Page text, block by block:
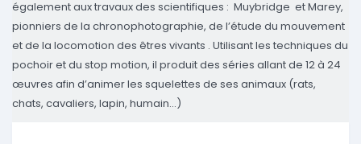
également aux travaux des scientifiques : Muybridge et Marey,
pionniers de la chronophotographie, de l’étude du mouvement
et de la locomotion des êtres vivants . Utilisant les techniques du
pochoir et du stop motion, il produit des séries allant de 12 à 24
œuvres afin d’animer les squelettes de ses animaux (rats,
chats, cavaliers, lapin, humain…)